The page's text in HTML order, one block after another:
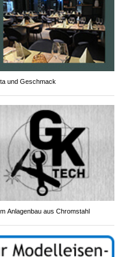
und Geschmack
Anlagenbau aus Chromstahl